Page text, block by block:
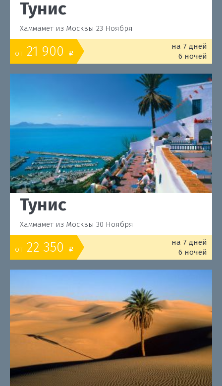
Тунис
Хаммамет из Москвы 23 Ноября
от 21 900 o
на 7 дней
6 ночей
Тунис
Хаммамет из Москвы 30 Ноября
от 22 350 o
на 7 дней
6 ночей